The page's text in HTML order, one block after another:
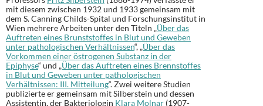
mit diesem zwischen 1932 und 1933 gemeinsam mit
dem S. Canning Childs-Spital und Forschungsinstitut in
Wien mehrere Arbeiten unter den Titeln „Über das
Auftreten eines Brunststoffes in Blut und Geweben
unter pathologischen Verhältnissen“, „Über das
Vorkommen einer östrogenen Substanz in der
Epiphyse“ und „Über das Auftreten eines Brennstoffes
in Blut und Geweben unter pathologischen
Verhältnissen: III. Mitteilung“. Zwei weitere Studien
publizierte er gemeinsam mit Silberstein und dessen
Assistentin, der Bakteriologin Klara Molnar (1907-